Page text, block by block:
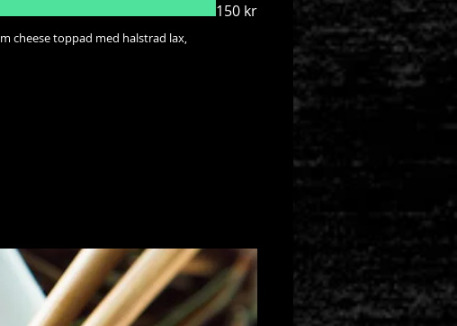
cheese toppad med halstrad lax,
150 kr